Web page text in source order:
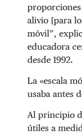
alivio [para
móvil”,
educadora
desde 1992.
La «escala
usaba antes
Al principio
útiles a